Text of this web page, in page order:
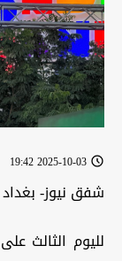
2025-10-03 19:42
شفق نيوز- بغداد
لليوم الثالث